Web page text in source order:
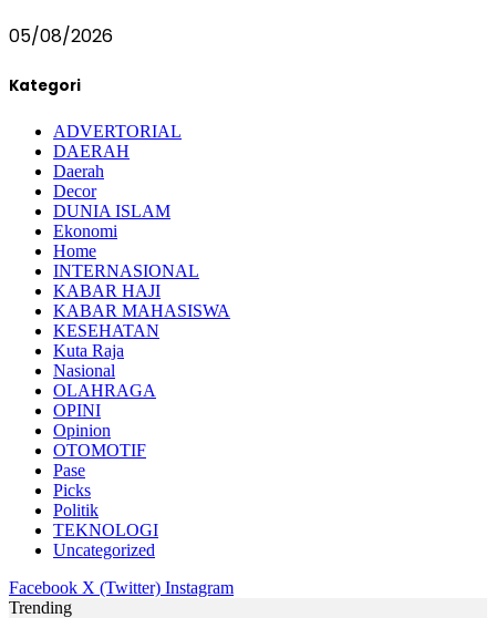
05/08/2026
Kategori
ADVERTORIAL
DAERAH
Daerah
Decor
DUNIA ISLAM
Ekonomi
Home
INTERNASIONAL
KABAR HAJI
KABAR MAHASISWA
KESEHATAN
Kuta Raja
Nasional
OLAHRAGA
OPINI
Opinion
OTOMOTIF
Pase
Picks
Politik
TEKNOLOGI
Uncategorized
Facebook X (Twitter) Instagram
Trending